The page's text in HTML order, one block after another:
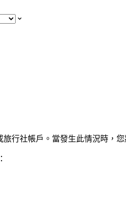
行社帳戶。當發生此情況時，